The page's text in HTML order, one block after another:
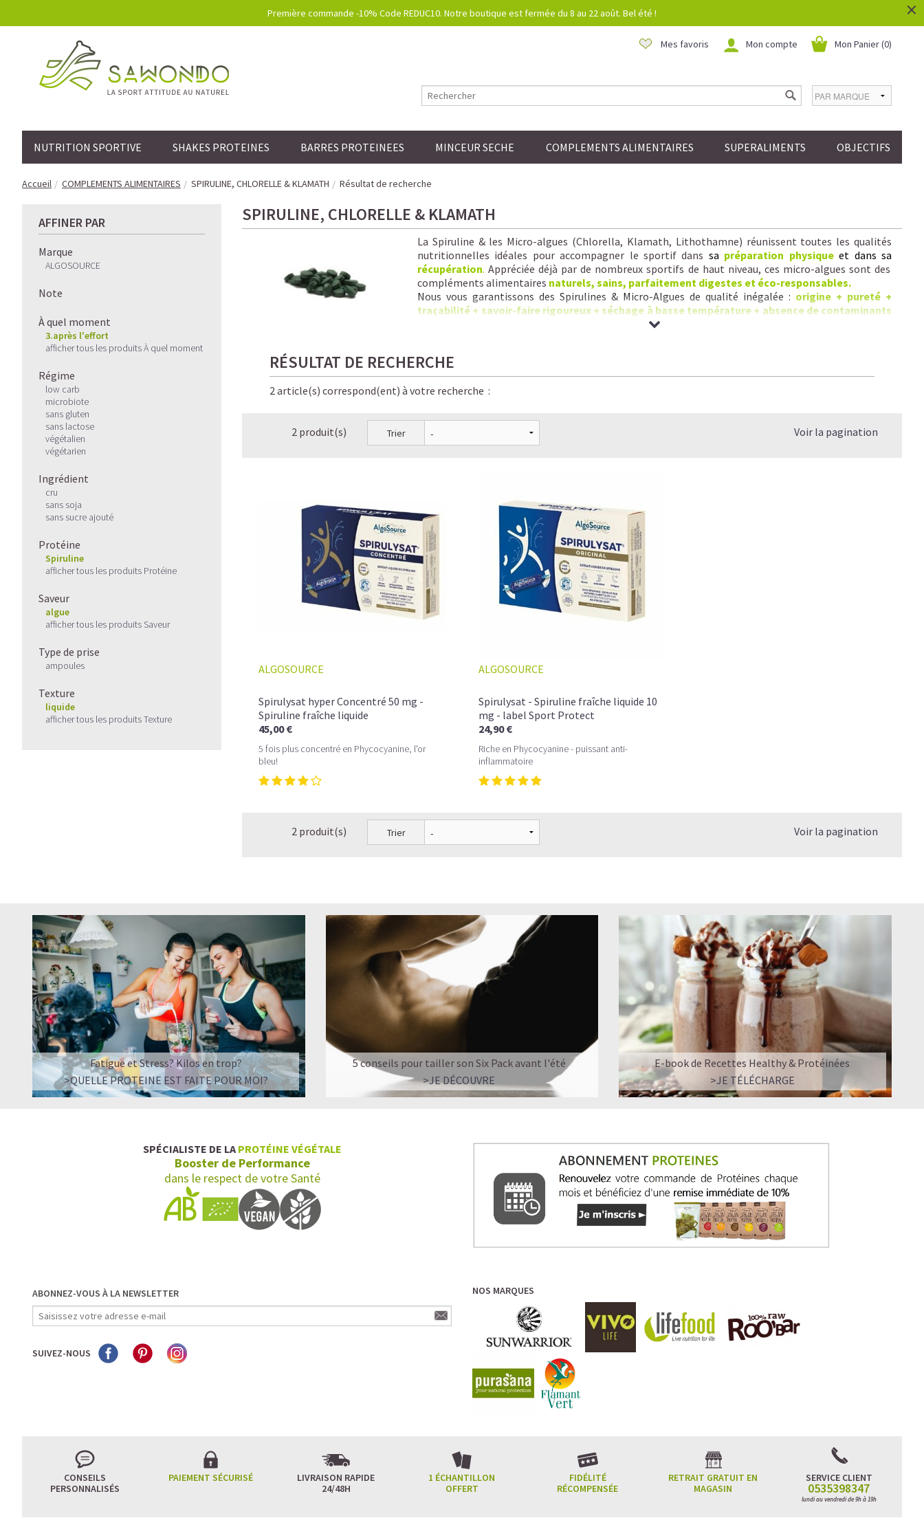
Première commande -10% Code REDUC10. Notre boutique est fermée du 8 au 22 août. Bel été ! ×
Mon Panier (0)
Mon compte
Mes favoris
NUTRITION SPORTIVE SHAKES PROTEINES BARRES PROTEINEES MINCEUR SECHE COMPLEMENTS ALIMENTAIRES SUPERALIMENTS OBJECTIFS
Accueil COMPLEMENTS ALIMENTAIRES SPIRULINE, CHLORELLE & KLAMATH Résultat de recherche
AFFINER PAR
Marque
ALGOSOURCE
Note
À quel moment
3.après l'effort
afficher tous les produits À quel moment
Régime
low carb
microbiote
sans gluten
sans lactose
végétalien
végétarien
Ingrédient
cru
sans soja
sans sucre ajouté
Protéine
Spiruline
afficher tous les produits Protéine
Saveur
algue
afficher tous les produits Saveur
Type de prise
ampoules
Texture
liquide
afficher tous les produits Texture
SPIRULINE, CHLORELLE & KLAMATH
La Spiruline & les Micro-algues (Chlorella, Klamath, Lithothamne) réunissent toutes les qualités
nutritionnelles idéales pour accompagner le sportif dans sa préparation physique et dans sa
récupération. Appréciée déjà par de nombreux sportifs de haut niveau, ces micro-algues sont des
compléments alimentaires naturels, sains, parfaitement digestes et éco-responsables.
Nous vous garantissons des Spirulines & Micro-Algues de qualité inégalée : origine + pureté +
traçabilité + savoir-faire rigoureux + séchage à basse température + absence de contaminants
RÉSULTAT DE RECHERCHE
2 article(s) correspond(ent) à votre recherche :
2 produit(s) Trier Voir la pagination
ALGOSOURCE
Spirulysat hyper Concentré 50 mg -
Spiruline fraîche liquide
45,00 €
5 fois plus concentré en Phycocyanine, l'or
bleu!
ALGOSOURCE
Spirulysat - Spiruline fraîche liquide 10
mg - label Sport Protect
24,90 €
Riche en Phycocyanine - puissant anti-
inflammatoire
2 produit(s) Trier Voir la pagination
Fatigue et Stress? Kilos en trop?
>QUELLE PROTEINE EST FAITE POUR MOI?
5 conseils pour tailler son Six Pack avant l'été
>JE DÉCOUVRE
E-book de Recettes Healthy & Protéinées
>JE TÉLÉCHARGE
SPÉCIALISTE DE LA PROTÉINE VÉGÉTALE
Booster de Performance
dans le respect de votre Santé
ABONNEZ-VOUS À LA NEWSLETTER
SUIVEZ-NOUS
NOS MARQUES
CONSEILS
PERSONNALISÉS
PAIEMENT SÉCURISÉ
LIVRAISON RAPIDE
24/48H
1 ÉCHANTILLON
OFFERT
FIDÉLITÉ
RÉCOMPENSÉE
RETRAIT GRATUIT EN
MAGASIN
SERVICE CLIENT
0535398347
lundi au vendredi de 9h à 19h